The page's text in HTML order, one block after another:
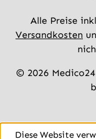
Alle Preise
Versandkosten
© 2026
Diese Website